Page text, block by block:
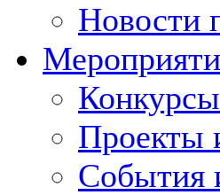
Новости
Проекты
События